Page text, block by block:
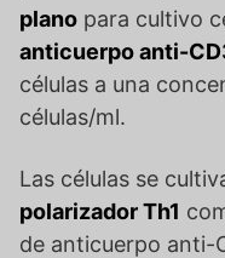
plano para cultivo
anticuerpo anti-
células a una
células/ml.
Las células se
polarizador Th1
de anticuerpo anti-